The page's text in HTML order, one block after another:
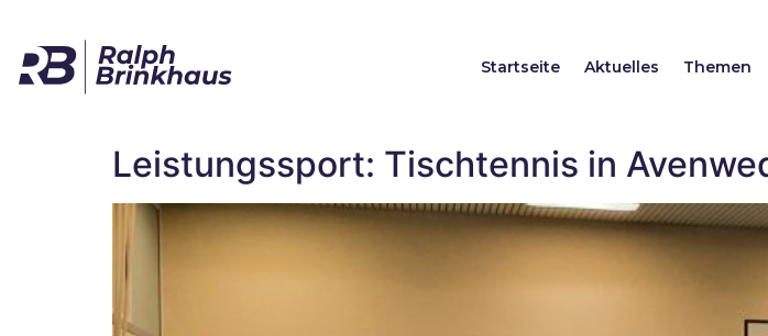
Startseite Aktuelles Themen
Leistungssport: Tischtennis in